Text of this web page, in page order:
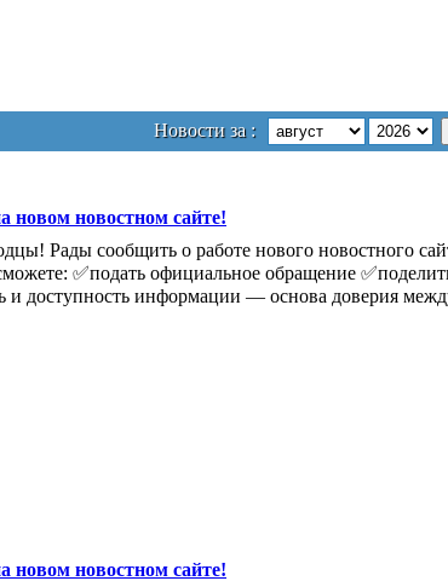
Новости за :
новом новостном сайте!
Рады сообщить о работе нового новостного
✅подать официальное обращение
и доступность информации — основа доверия
новом новостном сайте!